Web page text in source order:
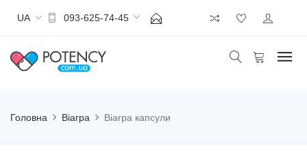
UA 093-625-74-45
Головна Віагра Віагра капсули